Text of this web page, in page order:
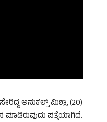
ಅನುಕಲ್ಪ್ ಮಿಶ್ರಾ (20)
ಪತ್ತೆಯಾಗಿದೆ.